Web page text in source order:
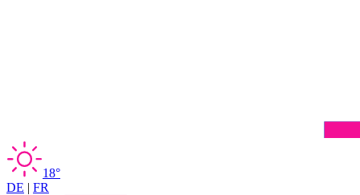
18°
DE | FR